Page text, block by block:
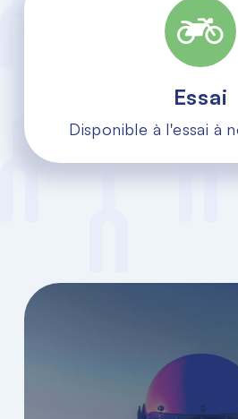
Essai
Disponible à l'essai à